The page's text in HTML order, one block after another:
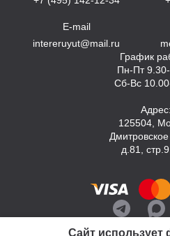
Сайт
E-mail
intereruyut@mail.ru
График
Пн-Пт
Сб-Вс
Адрес:
125504,
д.81,